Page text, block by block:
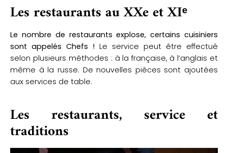
Les restaurants au XXe et XIᵉ
Le nombre de restaurants explose, certains cuisiniers
sont appelés Chefs ! Le service peut être effectué
selon plusieurs méthodes : à la française, à l’anglais et
même à la russe. De nouvelles pièces sont ajoutées
aux services de table.
Les restaurants, service et
traditions